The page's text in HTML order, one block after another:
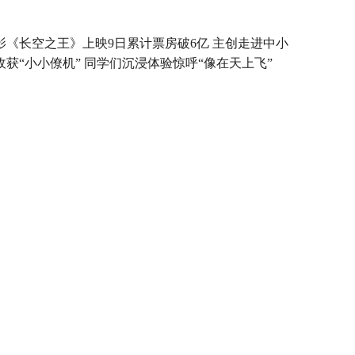
《长空之王》上映9日累计票房破6亿 主创走进中小
获“小小僚机” 同学们沉浸体验惊呼“像在天上飞”